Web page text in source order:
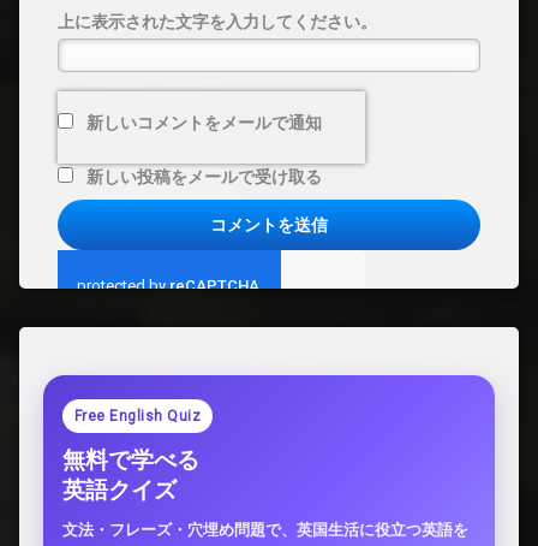
上に表示された文字を入力してください。
新しいコメントをメールで通知
新しい投稿をメールで受け取る
Free English Quiz
無料で学べる
英語クイズ
文法・フレーズ・穴埋め問題で、英国生活に役立つ英語を